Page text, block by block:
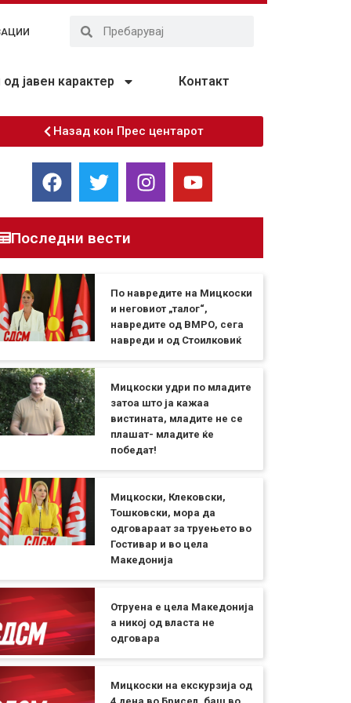
јавен карактер Контакт
Назад кон Прес центарот
Последни вести
По навредите на Мицкоски
и неговиот „талог“,
навредите од ВМРО, сега
навреди и од Стоилковиќ
Мицкоски удри по младите
затоа што ја кажаа
вистината, младите не се
плашат- младите ќе
победат!
Мицкоски, Клековски,
Тошковски, мора да
одговараат за труењето во
Гостивар и во цела
Македонија
Отруена е цела Македонија
а никој од власта не
одговара
Мицкоски на екскурзија од